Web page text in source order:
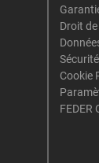
Droit
Sécurité
Cookie
FEDER